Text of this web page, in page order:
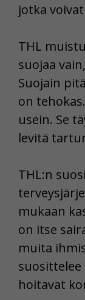
jotka
THL
suojaa
Suojain
on
usein. Se
levitä
THL:n
mukaan
on itse
muita
hoitavat